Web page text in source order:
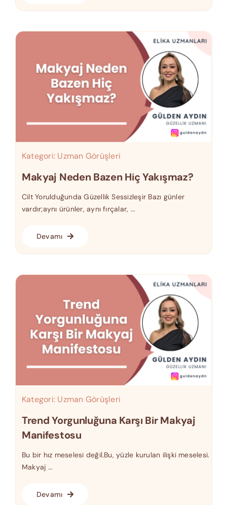
Kategori: Uzman Görüşleri
Makyaj Neden Bazen Hiç Yakışmaz?
Cilt Yorulduğunda Güzellik Sessizleşir Bazı günler
vardır;aynı ürünler, aynı fırçalar, ...
Devamı
Kategori: Uzman Görüşleri
Trend Yorgunluğuna Karşı Bir Makyaj
Manifestosu
Bu bir hız meselesi değil.Bu, yüzle kurulan ilişki meselesi.
Makyaj ...
Devamı